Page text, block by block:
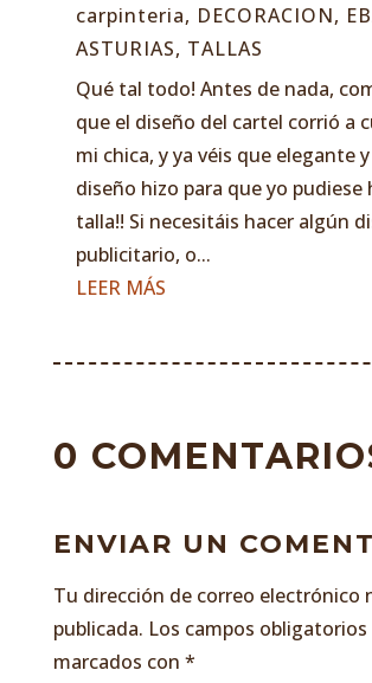
carpinteria, DECORACION,
ASTURIAS, TALLAS
Qué tal todo! Antes de nada,
que el diseño del cartel corrió a
mi chica, y ya véis que elegante
diseño hizo para que yo pudiese
talla!! Si necesitáis hacer algún
publicitario, o...
LEER MÁS
0
ENVIAR UN
Tu dirección de correo electrónico
publicada. Los campos
marcados con *